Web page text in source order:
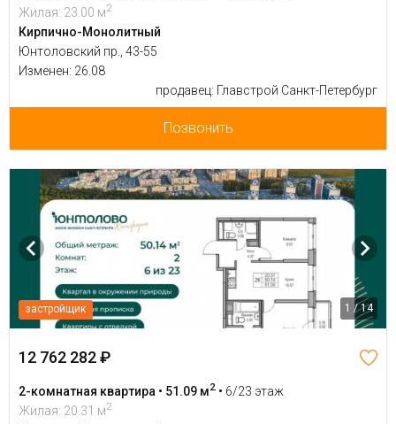
Жилая: 23.00 м2
Кирпично-Монолитный
Юнтоловский пр., 43-55
Изменен: 26.08
продавец: Главстрой Санкт-Петербург
Позвонить
застройщик 1 / 14
12 762 282 ₽
2-комнатная квартира • 51.09 м2 • 6/23 этаж
Жилая: 20.31 м2